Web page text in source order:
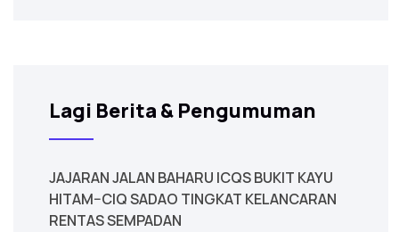
Lagi Berita & Pengumuman
JAJARAN JALAN BAHARU ICQS BUKIT KAYU
HITAM–CIQ SADAO TINGKAT KELANCARAN
RENTAS SEMPADAN